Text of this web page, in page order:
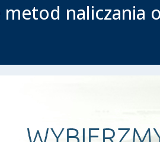
naliczania